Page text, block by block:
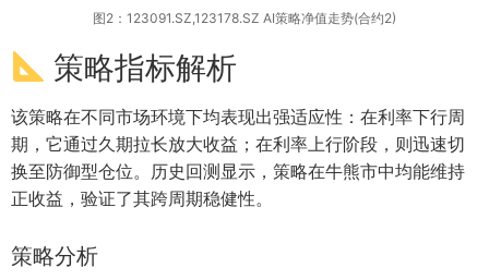
图2：123091.SZ,123178.SZ AI策略净值走势(合约2)
策略指标解析
该策略在不同市场环境下均表现出强适应性：在利率下行周
期，它通过久期拉长放大收益；在利率上行阶段，则迅速切
换至防御型仓位。历史回测显示，策略在牛熊市中均能维持
正收益，验证了其跨周期稳健性。
策略分析